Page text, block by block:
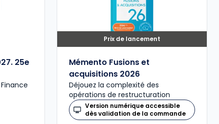
25e
Prix de lancement
Mémento Fusions et
acquisitions 2026
Déjouez la complexité des
opérations de restructuration
Version numérique accessible
dès validation de la commande